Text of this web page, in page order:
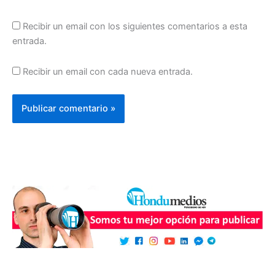
Recibir un email con los siguientes comentarios a esta
entrada.
Recibir un email con cada nueva entrada.